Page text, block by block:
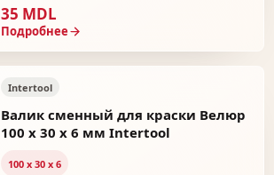
35 MDL
Подробнее
Intertool
Валик сменный для краски Велюр
100 x 30 x 6 мм Intertool
100 х 30 х 6